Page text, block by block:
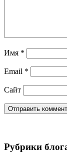
Имя *
Email *
Сайт
Рубрики